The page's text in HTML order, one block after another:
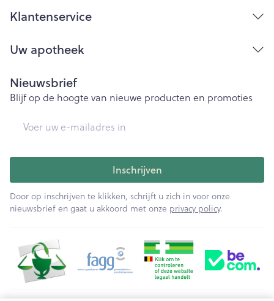
Klantenservice
Uw apotheek
Nieuwsbrief
Blijf op de hoogte van nieuwe producten en promoties
Inschrijven
Door op inschrijven te klikken, schrijft u zich in voor onze
nieuwsbrief en gaat u akkoord met onze privacy policy.